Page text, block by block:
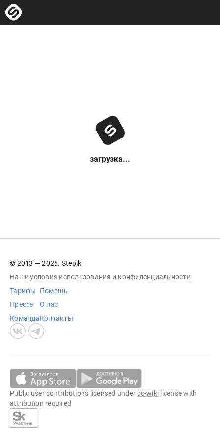
загрузка...
© 2013 — 2026. Stepik
Наши условия использования и конфиденциальности
Тарифы
Прессе
Команда
Помощь
О нас
Контакты
Public user contributions licensed undercc-wiki license with
attribution required